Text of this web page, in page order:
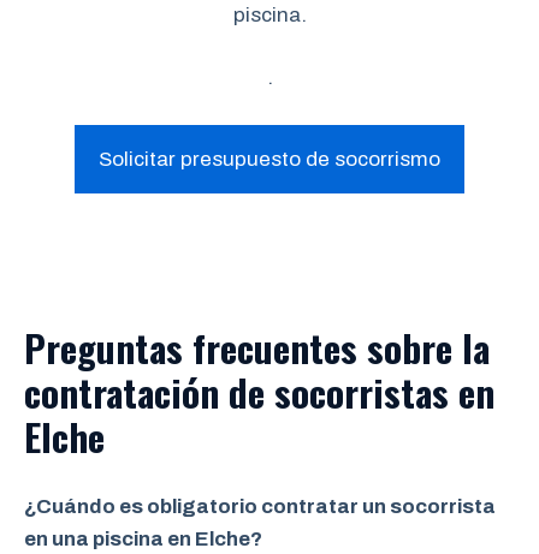
piscina.
.
Solicitar presupuesto de socorrismo
Preguntas frecuentes sobre la
contratación de socorristas en
Elche
¿Cuándo es obligatorio contratar un socorrista
en una piscina en Elche?